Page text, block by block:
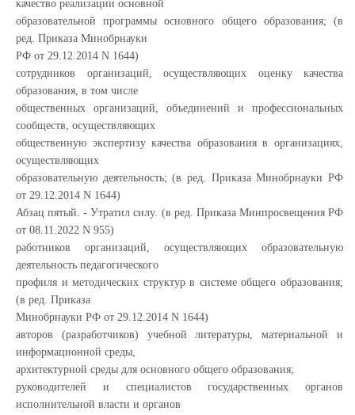
качество реализации основной
образовательной программы основного общего образования; (в
ред. Приказа Минобрнауки
РФ от 29.12.2014 N 1644)
сотрудников организаций, осуществляющих оценку качества
образования, в том числе
общественных организаций, объединений и профессиональных
сообществ, осуществляющих
общественную экспертизу качества образования в организациях,
осуществляющих
образовательную деятельность; (в ред. Приказа Минобрнауки РФ
от 29.12.2014 N 1644)
Абзац пятый. - Утратил силу. (в ред. Приказа Минпросвещения РФ
от 08.11.2022 N 955)
работников организаций, осуществляющих образовательную
деятельность педагогического
профиля и методических структур в системе общего образования;
(в ред. Приказа
Минобрнауки РФ от 29.12.2014 N 1644)
авторов (разработчиков) учебной литературы, материальной и
информационной среды,
архитектурной среды для основного общего образования;
руководителей и специалистов государственных органов
исполнительной власти и органов